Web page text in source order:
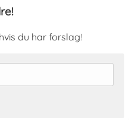
du har forslag!